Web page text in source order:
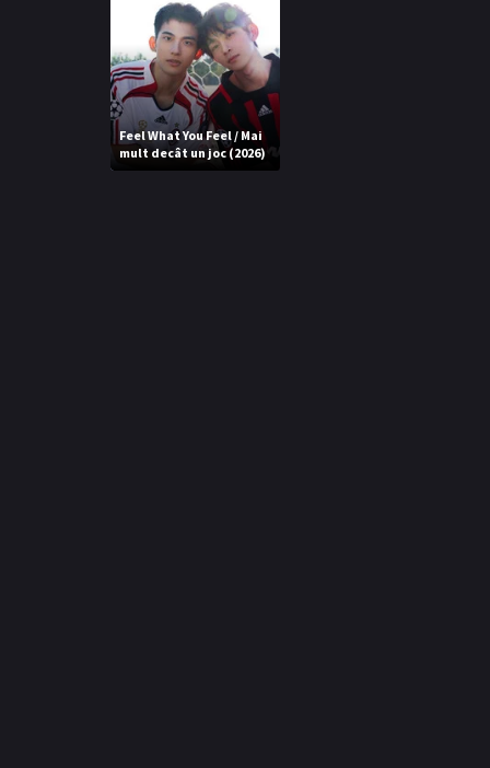
Feel What You Feel / Mai
mult decât un joc (2026)